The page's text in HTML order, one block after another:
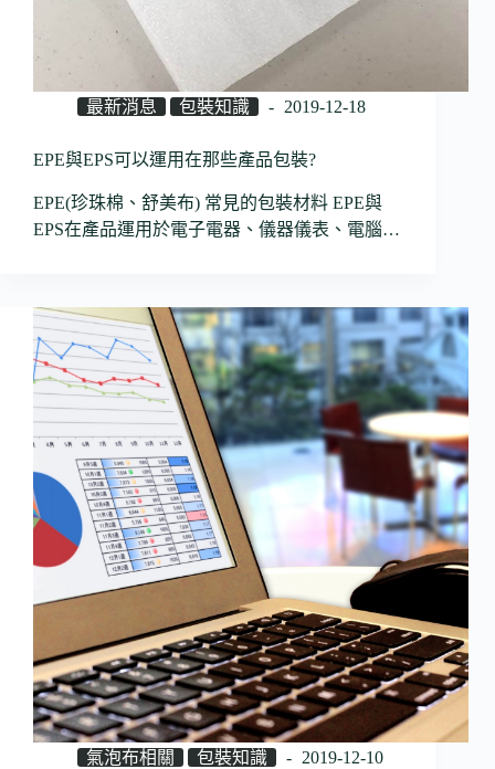
最新消息 包裝知識 2019-12-18
EPE與EPS可以運用在那些產品包裝?
EPE(珍珠棉、舒美布) 常見的包裝材料 EPE與
EPS在產品運用於電子電器、儀器儀表、電腦…
氣泡布相關 包裝知識 2019-12-10